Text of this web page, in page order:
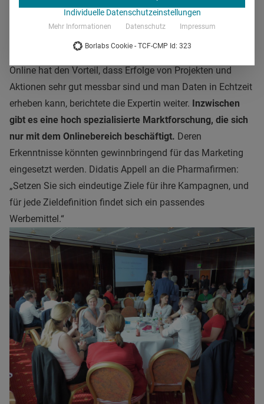
eine sehr heterogene Zielgruppe mit komplexen
, darum sei eine gezielte Ansprache
ihre Themen und Produkte zu platzieren“, sagte Didati.
Online hat den Vorteil, dass Erfolge von Projekten und
Aktionen sehr gut messbar sind und man Daten in Echtzeit
erheben kann, berichtete die Expertin weiter. Inzwischen
gibt es eine hoch spezialisierte Marktforschung, die sich
nur mit dem Onlinebereich beschäftigt. Deren
Erkenntnisse könnten gewinnbringend für das Marketing
eingesetzt werden. Didatis Appell an die Pharmafirmen:
„Setzen Sie sich eindeutige Ziele für ihre Kampagnen, und
für jede Zieldefinition findet sich ein passendes
Werbemittel.“
Individuelle Datenschutzeinstellungen
Mehr Informationen Datenschutz Impressum
Borlabs Cookie - TCF-CMP Id: 323